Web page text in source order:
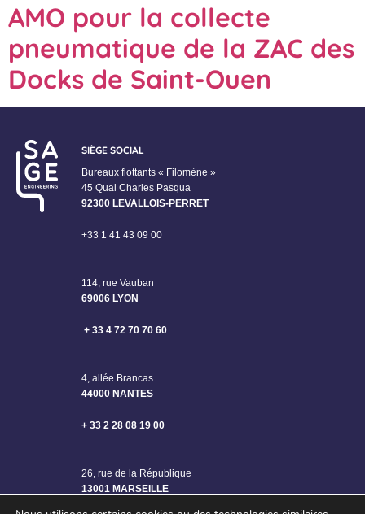
AMO pour la collecte
pneumatique de la ZAC des
Docks de Saint-Ouen
SIÈGE SOCIAL
Bureaux flottants « Filomène »
45 Quai Charles Pasqua
92300 LEVALLOIS-PERRET
+33 1 41 43 09 00
114, rue Vauban
69006 LYON
+ 33 4 72 70 70 60
4, allée Brancas
44000 NANTES
+ 33 2 28 08 19 00
26, rue de la République
13001 MARSEILLE